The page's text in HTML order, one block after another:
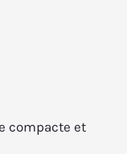
compacte et